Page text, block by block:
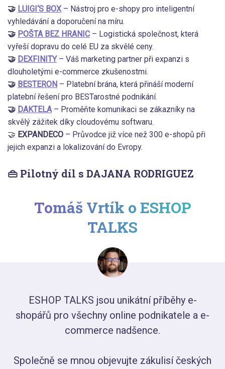
🤝 LUIGI‘S BOX– Nástroj pro e-shopy pro inteligentní
vyhledávání a doporučení na míru.
🤝 POŠTA BEZ HRANIC – Logistická společnost, která
vyřeší dopravu do celé EU za skvělé ceny.
🤝 DEXFINITY– Váš marketing partner při expanzi s
dlouholetými e-commerce zkušenostmi.
🤝 BESTERON – Platební brána, která přináší moderní
platební řešení pro BESTarostné podnikání.
🤝 DAKTELA– Proměňte komunikaci se zákazníky na
skvělý zážitek díky cloudovému softwaru.
🤝 EXPANDECO – Průvodce již více než 300 e-shopů při
jejich expanzi a lokalizování do Evropy.
👜 Pilotný díl s DAJANA RODRIGUEZ
Tomáš Vrtík o ESHOP
TALKS
ESHOP TALKS jsou unikátní příběhy e-
shopářů pro všechny online podnikatele a e-
commerce nadšence.
Společně se mnou objevujte zákulisí českých